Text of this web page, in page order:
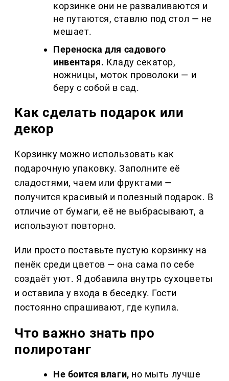
корзинке они не разваливаются и
не путаются, ставлю под стол — не
мешает.
Переноска для садового
инвентаря. Кладу секатор,
ножницы, моток проволоки — и
беру с собой в сад.
Как сделать подарок или
декор
Корзинку можно использовать как
подарочную упаковку. Заполните её
сладостями, чаем или фруктами —
получится красивый и полезный подарок. В
отличие от бумаги, её не выбрасывают, а
используют повторно.
Или просто поставьте пустую корзинку на
пенёк среди цветов — она сама по себе
создаёт уют. Я добавила внутрь сухоцветы
и оставила у входа в беседку. Гости
постоянно спрашивают, где купила.
Что важно знать про
полиротанг
Не боится влаги, но мыть лучше